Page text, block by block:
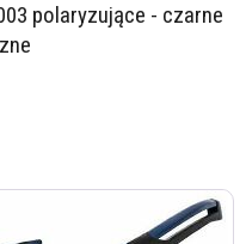
polaryzujące - czarne